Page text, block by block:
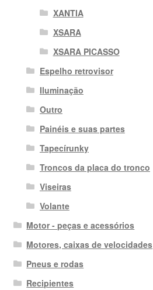
XANTIA
XSARA
XSARA PICASSO
Espelho retrovisor
Iluminação
Outro
Painéis e suas partes
Tapecírunky
Troncos da placa do tronco
Viseiras
Volante
Motor - peças e acessórios
Motores, caixas de velocidades
Pneus e rodas
Recipientes